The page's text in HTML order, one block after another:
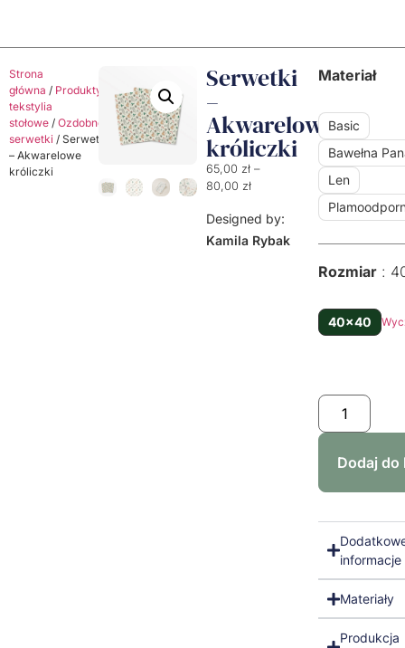
Strona
główna / Produkty
Dekoracyjne
tekstylia
stołowe / Ozdobne
serwetki / Serwetki
– Akwarelowe
króliczki
Serwetki
–
Akwarelowe
króliczki
65,00 zł –
80,00 zł
Designed by:
Kamila Rybak
Materiał
Basic
Bawełna
Len
Rozmiar
40x40
Dodaj do
informacje
Materiały
Produkcja